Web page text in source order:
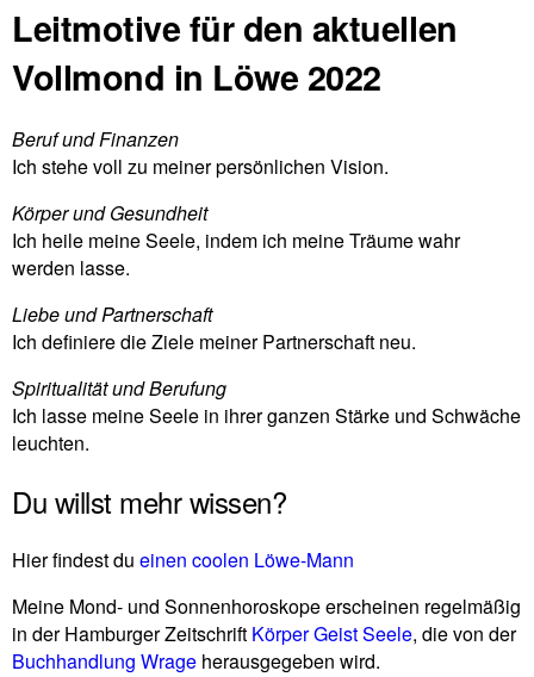
Leitmotive für den aktuellen
Vollmond in Löwe 2022
Beruf und Finanzen
Ich stehe voll zu meiner per­sön­li­chen Vision.
Körper und Gesund­heit
Ich heile meine Seele, indem ich meine Träume wahr
werden lasse.
Liebe und Part­ner­schaft
Ich defi­niere die Ziele meiner Part­ner­schaft neu.
Spi­ri­tua­lität und Beru­fung
Ich lasse meine Seele in ihrer ganzen Stärke und Schwäche
leuchten.
Du willst mehr wissen?
Hier fin­dest du einen coolen Löwe-Mann
Meine Mond- und Son­nen­ho­ro­skope erscheinen regel­mäßig
in der Ham­burger Zeit­schrift Körper Geist Seele, die von der
Buch­hand­lung Wrage her­aus­ge­geben wird.